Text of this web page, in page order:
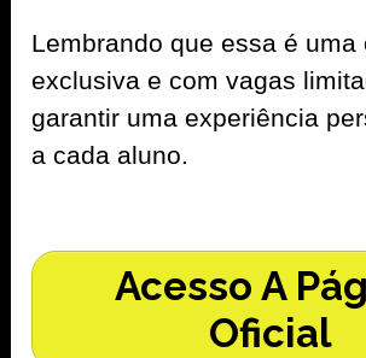
Lembrando que essa é uma
exclusiva e com vagas
garantir uma experiência
a cada aluno.
Acesso A
Oficial